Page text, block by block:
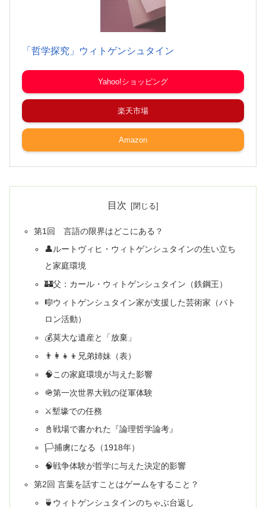
「哲学探究」ウィトゲンシュタイン
Yahoo!ショッピング
楽天市場
Amazon
目次
第1回 言語の限界はどこにある？
👤ルートヴィヒ・ウィトゲンシュタインの生い立ち
と家庭環境
🏰父：カール・ウィトゲンシュタイン（鉄鋼王）
🎼ウィトゲンシュタイン家が支援した芸術家（パト
ロン活動）
💰莫大な遺産と「放棄」
👨‍👩‍👧‍👦兄弟姉妹（表）
🧠この家庭環境が与えた影響
🪖第一次世界大戦の従軍体験
⚔️塹壕での任務
📓戦場で書かれた『論理哲学論考』
🏳️捕虜になる（1918年）
🧠戦争体験が哲学に与えた決定的影響
第2回 言葉を話すことはゲームをすること？
🍵ウィトゲンシュタインのちゃぶ台返し